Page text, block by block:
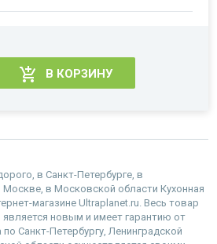
В КОРЗИНУ
в Санкт-Петербурге, в
Москве, в Московской области Кухонная
магазине Ultraplanet.ru. Весь товар
является новым и имеет гарантию от
Санкт-Петербургу, Ленинградской